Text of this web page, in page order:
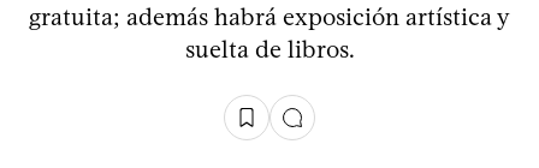
gratuita; además habrá exposición artística y
suelta de libros.